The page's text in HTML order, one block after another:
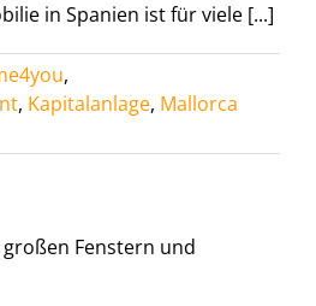
in Spanien ist für viele [...]
,
, Kapitalanlage, Mallorca